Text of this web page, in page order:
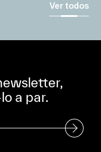
Ver todos
a par.